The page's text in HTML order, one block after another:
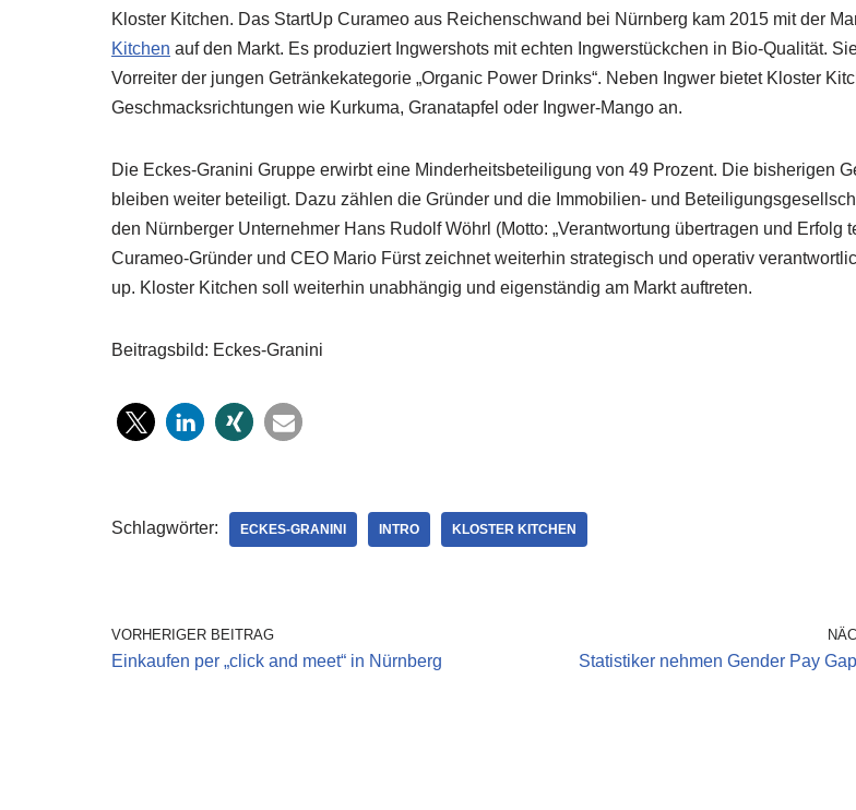
Kloster Kitchen. Das StartUp Curameo aus Reichenschwand bei Nürnberg kam 2015 mit der
Kitchen auf den Markt. Es produziert Ingwershots mit echten Ingwerstückchen in Bio-Qualität.
Vorreiter der jungen Getränkekategorie „Organic Power Drinks“. Neben Ingwer bietet Kloster
Geschmacksrichtungen wie Kurkuma, Granatapfel oder Ingwer-Mango an.
Die Eckes-Granini Gruppe erwirbt eine Minderheitsbeteiligung von 49 Prozent. Die bisherigen
bleiben weiter beteiligt. Dazu zählen die Gründer und die Immobilien- und
den Nürnberger Unternehmer Hans Rudolf Wöhrl (Motto: „Verantwortung übertragen und Erfolg
Curameo-Gründer und CEO Mario Fürst zeichnet weiterhin strategisch und operativ
up. Kloster Kitchen soll weiterhin unabhängig und eigenständig am Markt auftreten.
Beitragsbild: Eckes-Granini
Schlagwörter: ECKES-GRANINI INTRO KLOSTER KITCHEN
VORHERIGER BEITRAG
Einkaufen per „click and meet“ in Nürnberg Statistiker nehmen Gender Pay